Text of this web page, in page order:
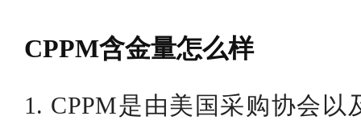
CPPM含金量怎么样
1. CPPM是由美国采购协会以